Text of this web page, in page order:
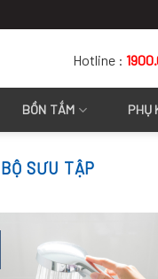
Hotline :
BỒN TẮM PHỤ
BỘ SƯU TẬP